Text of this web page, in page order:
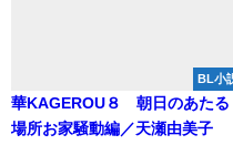
BL小
華KAGEROU８ 朝日のあたる
場所お家騒動編／天瀬由美子